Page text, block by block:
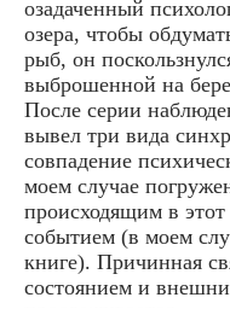
озадаченный
озера, чтобы
рыб, он
выброшенной на
После серии
вывел три вида
совпадение
моем случае
происходящим в
событием (в моем
книге). Причинная
состоянием и